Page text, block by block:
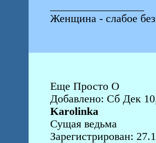
Женщина - слабое
Еще Просто О
Добавлено: Сб Дек
Karolinka
Сущая ведьма
Зарегистрирован: